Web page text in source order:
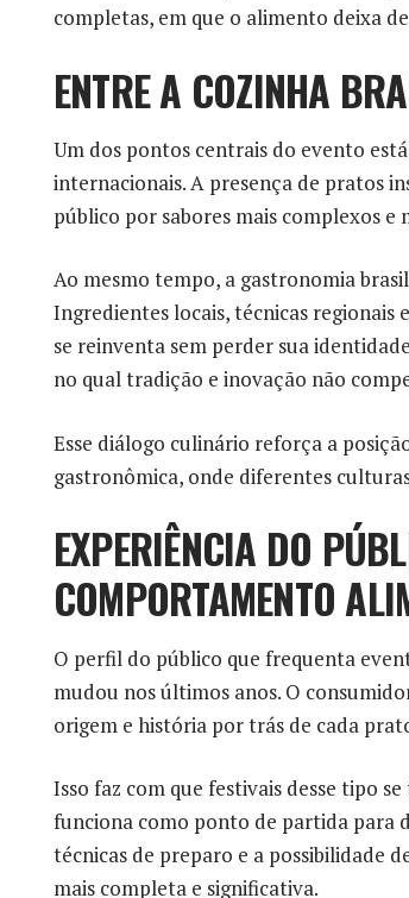
completas, em que o alimento deixa
ENTRE A COZINHA
Um dos pontos centrais do evento
internacionais. A presença de pratos
público por sabores mais complexos e
Ao mesmo tempo, a gastronomia
Ingredientes locais, técnicas
se reinventa sem perder sua
no qual tradição e inovação não
Esse diálogo culinário reforça a
gastronômica, onde diferentes
EXPERIÊNCIA DO
COMPORTAMENTO
O perfil do público que frequenta
mudou nos últimos anos. O
origem e história por trás de cada
Isso faz com que festivais desse tipo
funciona como ponto de partida para
técnicas de preparo e a possibilidade
mais completa e significativa.